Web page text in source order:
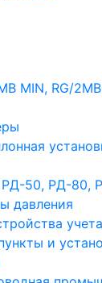
MIN, RG/
50, РД-80,
давления
и